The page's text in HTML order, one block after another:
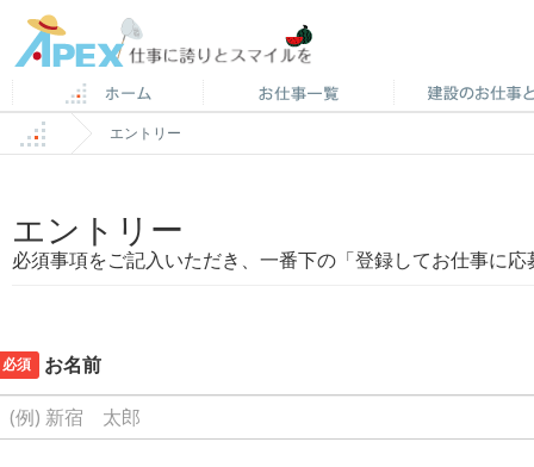
エントリー
エントリー
必須事項をご記入いただき、一番下の「登録してお仕事に
必須 お名前